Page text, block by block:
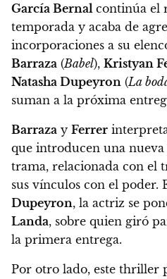
García Bernal continúa el
temporada y acaba de
incorporaciones a su
Barraza (Babel), Kristyan
Natasha Dupeyron (La
suman a la próxima
Barraza y Ferrer
que introducen una
trama, relacionada con el
sus vínculos con el poder.
Dupeyron, la actriz se
Landa, sobre quien giró
la primera entrega.
Por otro lado, este thriller